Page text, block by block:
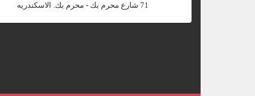
‎71 شارع محرم بك - محرم بك. الاسكندريه